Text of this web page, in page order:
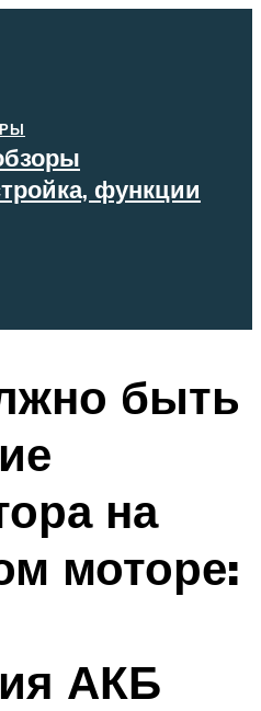
функции
быть
на
моторе:
АКБ